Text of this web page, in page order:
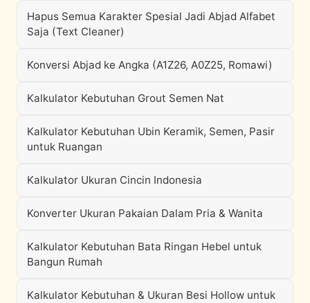
Hapus Semua Karakter Spesial Jadi Abjad Alfabet
Saja (Text Cleaner)
Konversi Abjad ke Angka (A1Z26, A0Z25, Romawi)
Kalkulator Kebutuhan Grout Semen Nat
Kalkulator Kebutuhan Ubin Keramik, Semen, Pasir
untuk Ruangan
Kalkulator Ukuran Cincin Indonesia
Konverter Ukuran Pakaian Dalam Pria & Wanita
Kalkulator Kebutuhan Bata Ringan Hebel untuk
Bangun Rumah
Kalkulator Kebutuhan & Ukuran Besi Hollow untuk